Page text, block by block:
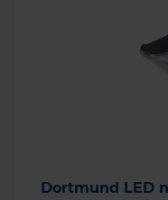
Dortmund LED